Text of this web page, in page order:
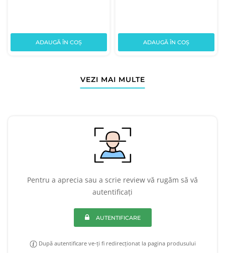
ADAUGĂ ÎN COȘ ADAUGĂ ÎN COȘ
VEZI MAI MULTE
Pentru a aprecia sau a scrie review vă rugăm să vă
autentificați
AUTENTIFICARE
După autentificare ve-ți fi redirecționat la pagina produsului